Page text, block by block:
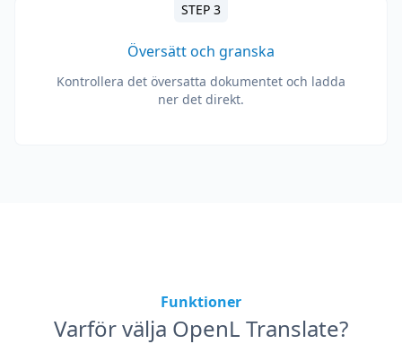
STEP 3
Översätt och granska
Kontrollera det översatta dokumentet och ladda
ner det direkt.
Funktioner
Varför välja OpenL Translate?